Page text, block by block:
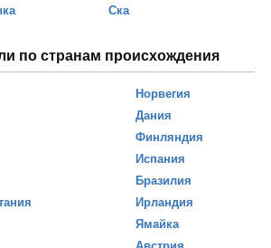
Ска
по странам происхождения
Норвегия
Дания
Финляндия
Испания
Бразилия
Ирландия
Ямайка